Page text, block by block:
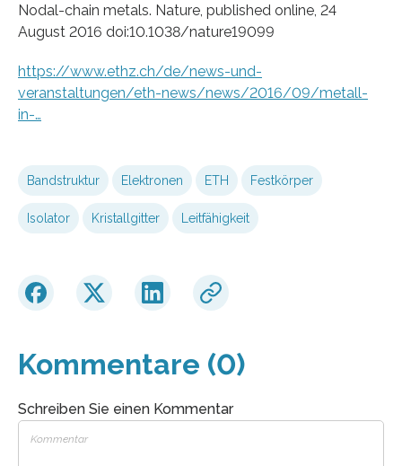
Nodal-chain metals. Nature, published online, 24
August 2016 doi:10.1038/nature19099
https://www.ethz.ch/de/news-und-
veranstaltungen/eth-news/news/2016/09/metall-
in-…
Bandstruktur Elektronen ETH Festkörper
Isolator Kristallgitter Leitfähigkeit
Kommentare (0)
Schreiben Sie einen Kommentar